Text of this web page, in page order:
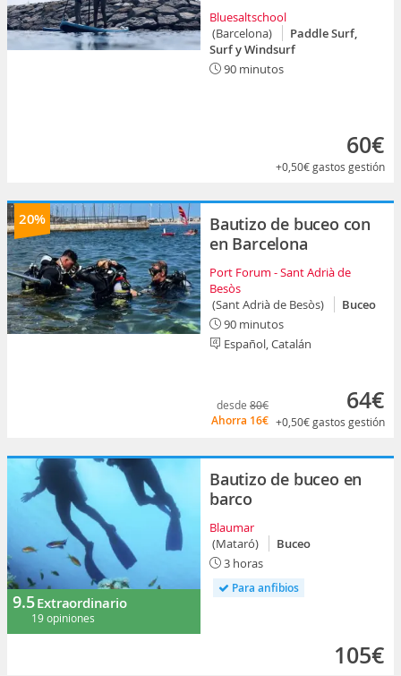
Bluesaltschool
(Barcelona)
Paddle Surf,
Surf y Windsurf
90 minutos
60€
+0,50€gastos gestión
20%
Bautizo de buceo con
en Barcelona
Port Forum - Sant Adrià de
Besòs
(Sant Adrià de Besòs)
Buceo
90 minutos
Español, Catalán
desde 80€
Ahorra 16€
64€
+0,50€gastos gestión
9.5Extraordinario
19 opiniones
Bautizo de buceo en
barco
Blaumar
(Mataró)
Buceo
3 horas
Para anfibios
105€